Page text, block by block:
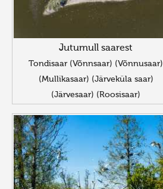
Jutumull saarest
Tondisaar (Võnnsaar) (Võnnusaar)
(Mullikasaar) (Järveküla saar)
(Järvesaar) (Roosisaar)